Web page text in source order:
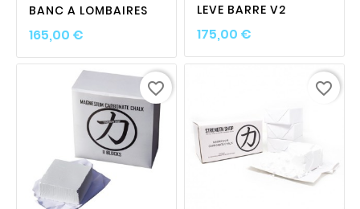
BANC A LOMBAIRES
165,00 €Prix
LEVE BARRE V2
175,00 €Prix
favorite_border favorite_border